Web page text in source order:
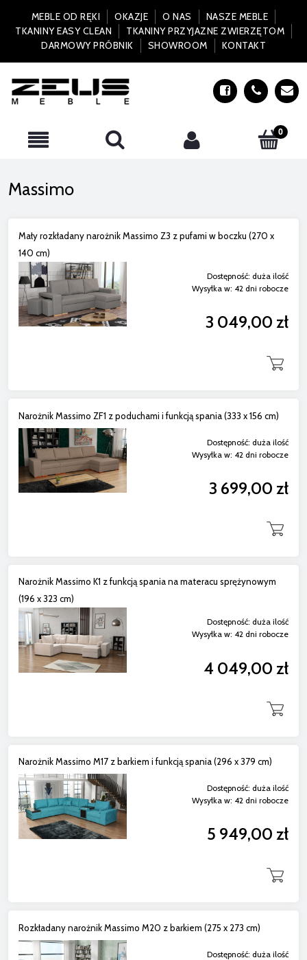
MEBLE OD RĘKI OKAZJE O NAS
NASZE MEBLE
TKANINY EASY CLEAN
TKANINY PRZYJAZNE ZWIERZĘTOM
DARMOWY PRÓBNIK
SHOWROOM KONTAKT
Massimo
Mały rozkładany narożnik Massimo Z3 z pufami w boczku (270 x
140 cm)
Dostępność: duża ilość
Wysyłka w: 42 dni robocze
3 049,00 zł
Narożnik Massimo ZF1 z poduchami i funkcją spania (333 x 156 cm)
Dostępność: duża ilość
Wysyłka w: 42 dni robocze
3 699,00 zł
Narożnik Massimo K1 z funkcją spania na materacu sprężynowym
(196 x 323 cm)
Dostępność: duża ilość
Wysyłka w: 42 dni robocze
4 049,00 zł
Narożnik Massimo M17 z barkiem i funkcją spania (296 x 379 cm)
Dostępność: duża ilość
Wysyłka w: 42 dni robocze
5 949,00 zł
Rozkładany narożnik Massimo M20 z barkiem (275 x 273 cm)
Dostępność: duża ilość